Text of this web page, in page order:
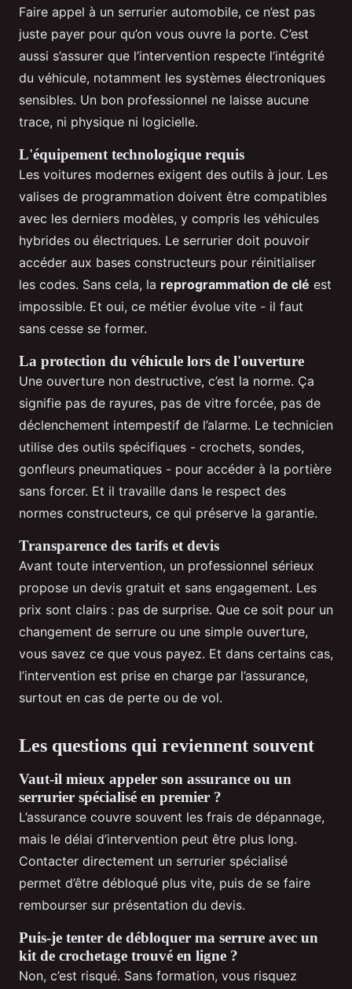
Faire appel à un serrurier automobile, ce n’est pas
juste payer pour qu’on vous ouvre la porte. C’est
aussi s’assurer que l’intervention respecte l’intégrité
du véhicule, notamment les systèmes électroniques
sensibles. Un bon professionnel ne laisse aucune
trace, ni physique ni logicielle.
L'équipement technologique requis
Les voitures modernes exigent des outils à jour. Les
valises de programmation doivent être compatibles
avec les derniers modèles, y compris les véhicules
hybrides ou électriques. Le serrurier doit pouvoir
accéder aux bases constructeurs pour réinitialiser
les codes. Sans cela, la reprogrammation de clé est
impossible. Et oui, ce métier évolue vite - il faut
sans cesse se former.
La protection du véhicule lors de l'ouverture
Une ouverture non destructive, c’est la norme. Ça
signifie pas de rayures, pas de vitre forcée, pas de
déclenchement intempestif de l’alarme. Le technicien
utilise des outils spécifiques - crochets, sondes,
gonfleurs pneumatiques - pour accéder à la portière
sans forcer. Et il travaille dans le respect des
normes constructeurs, ce qui préserve la garantie.
Transparence des tarifs et devis
Avant toute intervention, un professionnel sérieux
propose un devis gratuit et sans engagement. Les
prix sont clairs : pas de surprise. Que ce soit pour un
changement de serrure ou une simple ouverture,
vous savez ce que vous payez. Et dans certains cas,
l’intervention est prise en charge par l’assurance,
surtout en cas de perte ou de vol.
Les questions qui reviennent souvent
Vaut-il mieux appeler son assurance ou un
serrurier spécialisé en premier ?
L’assurance couvre souvent les frais de dépannage,
mais le délai d’intervention peut être plus long.
Contacter directement un serrurier spécialisé
permet d’être débloqué plus vite, puis de se faire
rembourser sur présentation du devis.
Puis-je tenter de débloquer ma serrure avec un
kit de crochetage trouvé en ligne ?
Non, c’est risqué. Sans formation, vous risquez